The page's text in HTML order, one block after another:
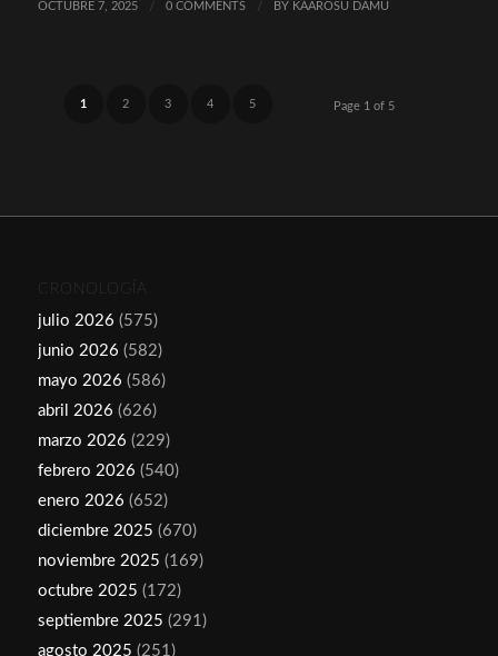
OCTUBRE 7, 2025 / 0 COMMENTS / BY KAAROSU DAMU
Page 1 of 5
1 2 3 4 5
CRONOLOGÍA
julio 2026 (575)
junio 2026 (582)
mayo 2026 (586)
abril 2026 (626)
marzo 2026 (229)
febrero 2026 (540)
enero 2026 (652)
diciembre 2025 (670)
noviembre 2025 (169)
octubre 2025 (172)
septiembre 2025 (291)
agosto 2025 (251)